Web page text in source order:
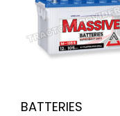
BATTERIES